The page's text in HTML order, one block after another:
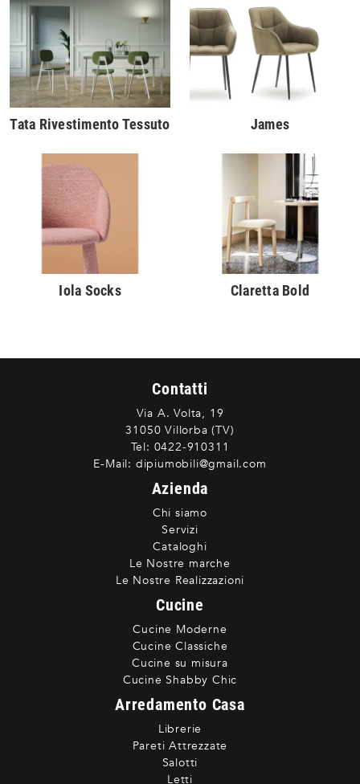
Tata Rivestimento Tessuto James
Iola Socks Claretta Bold
Contatti
Via A. Volta, 19
31050 Villorba (TV)
Tel: 0422-910311
E-Mail: dipiumobili@gmail.com
Azienda
Chi siamo
Servizi
Cataloghi
Le Nostre marche
Le Nostre Realizzazioni
Cucine
Cucine Moderne
Cucine Classiche
Cucine su misura
Cucine Shabby Chic
Arredamento Casa
Librerie
Pareti Attrezzate
Salotti
Letti